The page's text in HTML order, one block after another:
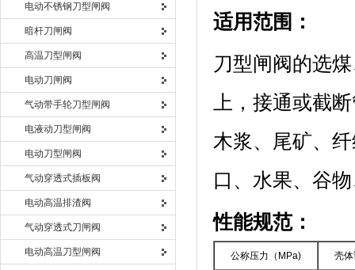
电动不锈钢刀型闸阀
暗杆刀闸阀
高温刀型闸阀
电动刀闸阀
气动带手轮刀型闸阀
电液动刀型闸阀
电动刀型闸阀
气动穿透式插板阀
电动高温排渣阀
气动穿透式刀闸阀
电动高温刀型闸阀
适用范围：
刀型闸阀的选
上，接通或截
木浆、尾矿、
口、水果、谷
性能规范：
公称压力（MPa) 壳